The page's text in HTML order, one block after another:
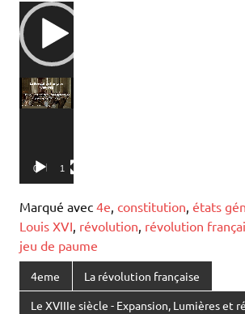
Lecteur
vidéo
00:00 16:13
Marqué avec 4e, constitution, états
Louis XVI, révolution, révolution
jeu de paume
4eme La révolution française
Le XVIIIe siècle - Expansion, Lumières et